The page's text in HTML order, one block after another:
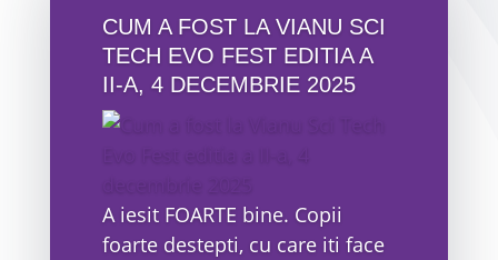
CUM A FOST LA VIANU SCI
TECH EVO FEST EDITIA A
II-A, 4 DECEMBRIE 2025
A iesit FOARTE bine. Copii
foarte destepti, cu care iti face